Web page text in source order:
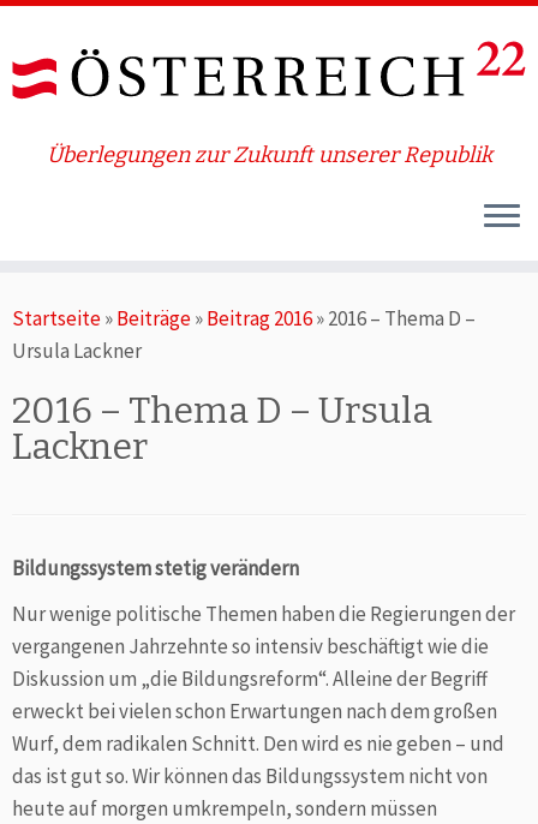
Inhalt
springen
Überlegungen zur Zukunft unserer Republik
Startseite»Beiträge»Beitrag 2016»2016 – Thema D –
Ursula Lackner
2016 – Thema D – Ursula
Lackner
Bildungssystem stetig verändern
Nur wenige politische Themen haben die Regierungen der
vergangenen Jahrzehnte so intensiv beschäftigt wie die
Diskussion um „die Bildungsreform“. Alleine der Begriff
erweckt bei vielen schon Erwartungen nach dem großen
Wurf, dem radikalen Schnitt. Den wird es nie geben – und
das ist gut so. Wir können das Bildungssystem nicht von
heute auf morgen umkrempeln, sondern müssen